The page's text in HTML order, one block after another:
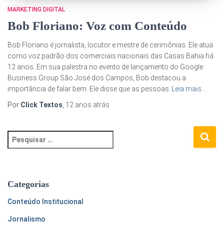
MARKETING DIGITAL
Bob Floriano: Voz com Conteúdo
Bob Floriano é jornalista, locutor e mestre de cerimônias. Ele atua
como voz padrão dos comerciais nacionais das Casas Bahia há
12 anos. Em sua palestra no evento de lançamento do Google
Business Group São José dos Campos, Bob destacou a
importância de falar bem. Ele disse que as pessoas Leia mais…
Por Click Textos, 12 anos atrás
e
u
s
r
Categorias
Conteúdo Institucional
Jornalismo